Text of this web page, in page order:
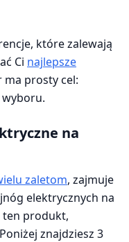
które zalewają
Ci najlepsze
ma prosty cel:
na
zaletom, zajmuje
elektrycznych na
ten produkt,
znajdziesz 3